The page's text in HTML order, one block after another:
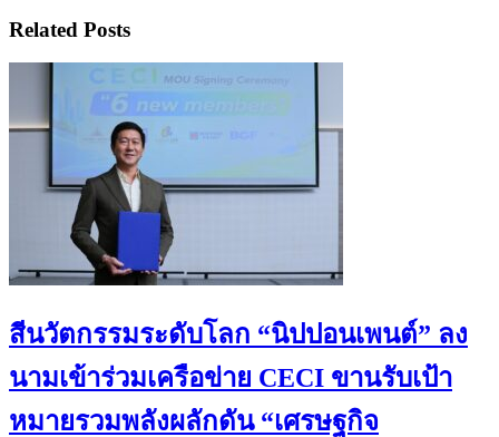
Related Posts
สีนวัตกรรมระดับโลก “นิปปอนเพนต์” ลง
นามเข้าร่วมเครือข่าย CECI ขานรับเป้า
หมายรวมพลังผลักดัน “เศรษฐกิจ